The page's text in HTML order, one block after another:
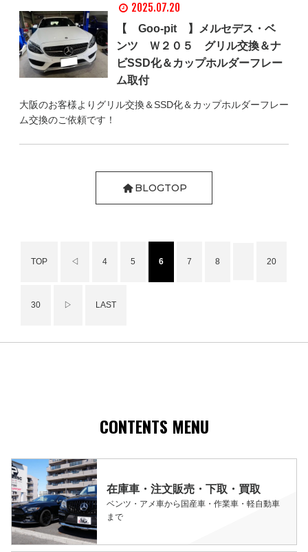
2025.07.20
【 Goo-pit 】メルセデス・ベ
ンツ Ｗ２０５ グリル交換＆ナ
ビSSD化＆カップホルダーフレー
ム取付
大阪のお客様よりグリル交換＆SSD化＆カップホルダーフレー
ム交換のご依頼です！
BLOGTOP
TOP ◁ 4 5 6 7 8 20
30 ▷ LAST
CONTENTS MENU
在庫車・注文販売・下取・買取
ベンツ・アメ車から国産車・作業車・軽自動車
まで